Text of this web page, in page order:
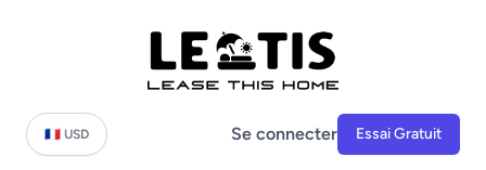
🇫🇷 USD Se connecter Essai Gratuit